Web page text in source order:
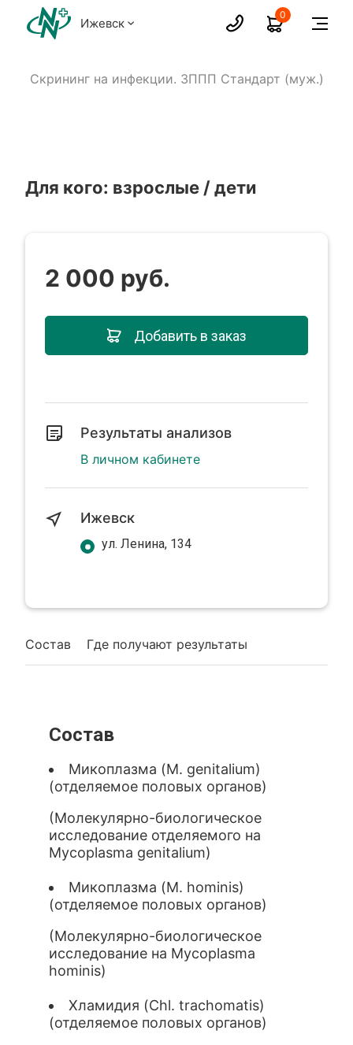
Ижевск
0
Скрининг на инфекции. ЗППП Стандарт (муж.)
Для кого: взрослые / дети
Состав Где получают результаты
Состав
Микоплазма (M. genitalium)
(отделяемое половых органов)
(Молекулярно-биологическое
исследование отделяемого на
Mycoplasma genitalium)
Микоплазма (M. hominis)
(отделяемое половых органов)
(Молекулярно-биологическое
исследование на Mycoplasma
hominis)
Хламидия (Chl. trachomatis)
(отделяемое половых органов)
2 000 руб.
Добавить в заказ
Результаты анализов
В личном кабинете
Ижевск
ул. Ленина, 134